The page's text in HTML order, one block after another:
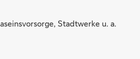
Stadtwerke u. a.